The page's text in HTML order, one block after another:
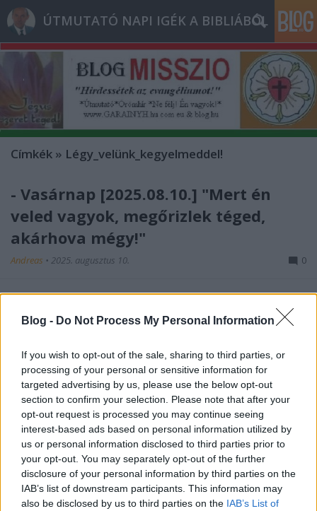
Blog - Do Not Process My Personal Information
If you wish to opt-out of the sale, sharing to third parties, or
processing of your personal or sensitive information for
targeted advertising by us, please use the below opt-out
section to confirm your selection. Please note that after your
opt-out request is processed you may continue seeing
interest-based ads based on personal information utilized by
us or personal information disclosed to third parties prior to
your opt-out. You may separately opt-out of the further
disclosure of your personal information by third parties on the
IAB’s list of downstream participants. This information may
also be disclosed by us to third parties on the IAB’s List of
ÚTMUTATÓ NAPI IGÉK A BIBLIÁBÓL
Címkék » Légy_velünk_kegyelmeddel!
- Vasárnap [2025.08.10.] "Mert én
veled vagyok, megőrizlek téged,
akárhova mégy!"
Andreas • 2025. augusztus 10. 0
&#0;&#0;&#0;&#0;&#0;&#0;&#0;&#0;&#0; *
MINDEN NAPRA: 1 MONDATBAN IS; 2 KIÍRT
ÚTMUTATÓ IGE; 3 *Protestáns-
ÖRÖMHÍRTÁR * http://www.garainyh.hu ***
https://garainyh.blog.hu/ ***
http://utmutato.blog.hu ***…
- Csütörtök [2024.08.08.] "Ha a Lélek
által élünk, akkor éljünk is a Lélek
szerint!"
Andreas •2024. augusztus 08.